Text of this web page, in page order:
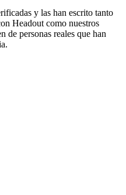
y las han escrito tanto
Headout como nuestros
de personas reales que han